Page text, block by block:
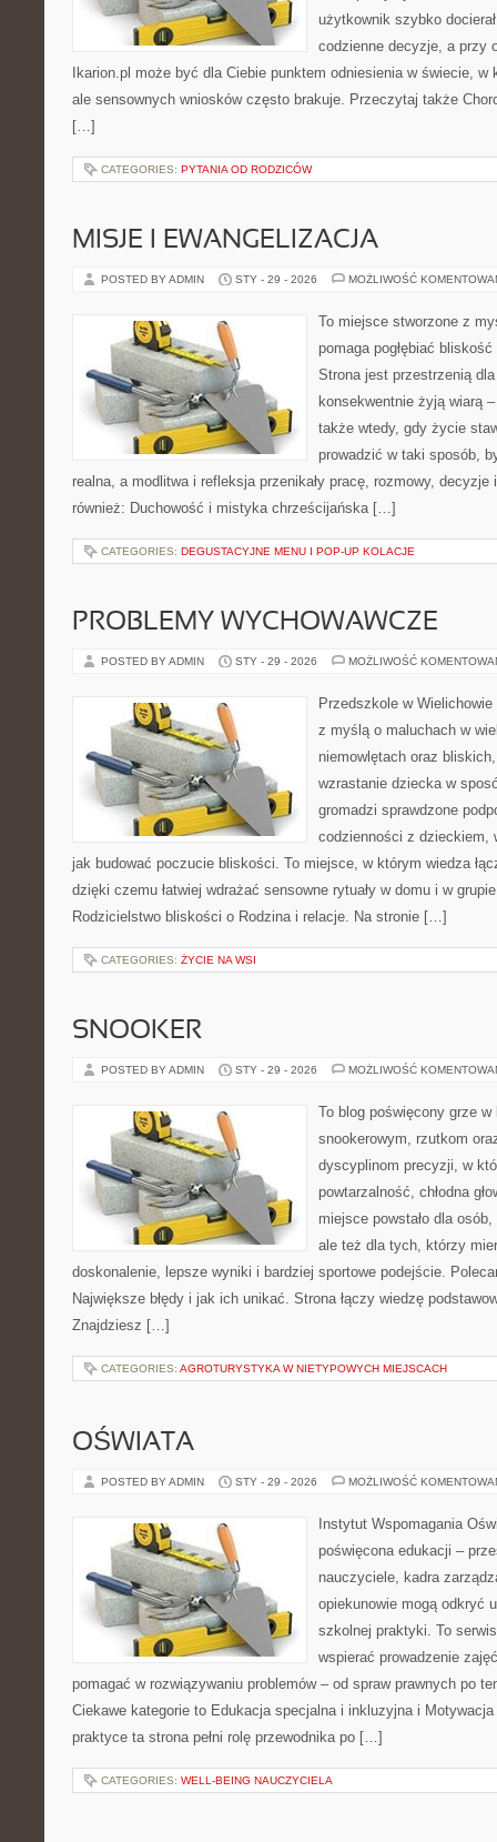
użytkownik szybko
codzienne decyzje, a przy
Ikarion.pl może być dla Ciebie punktem odniesienia w świecie,
ale sensownych wniosków często brakuje. Przeczytaj także
[…]
CATEGORIES: PYTANIA OD RODZICÓW
MISJE I EWANGELIZACJA
POSTED BY ADMIN STY - 29 - 2026 MOŻLIWOŚĆ
To miejsce stworzone z
pomaga pogłębiać
Strona jest przestrzenią
konsekwentnie żyją wiarą
także wtedy, gdy życie
prowadzić w taki sposób,
realna, a modlitwa i refleksja przenikały pracę, rozmowy,
również: Duchowość i mistyka chrześcijańska […]
CATEGORIES: DEGUSTACYJNE MENU I POP-UP KOLACJE
PROBLEMY WYCHOWAWCZE
POSTED BY ADMIN STY - 29 - 2026 MOŻLIWOŚĆ
Przedszkole w
z myślą o maluchach w
niemowlętach oraz
wzrastanie dziecka w
gromadzi sprawdzone
codzienności z dzieckiem,
jak budować poczucie bliskości. To miejsce, w którym wiedza
dzięki czemu łatwiej wdrażać sensowne rytuały w domu i w
Rodzicielstwo bliskości o Rodzina i relacje. Na stronie […]
CATEGORIES: ŻYCIE NA WSI
SNOOKER
POSTED BY ADMIN STY - 29 - 2026 MOŻLIWOŚĆ
To blog poświęcony grze
snookerowym, rzutkom
dyscyplinom precyzji, w
powtarzalność, chłodna
miejsce powstało dla
ale też dla tych, którzy
doskonalenie, lepsze wyniki i bardziej sportowe podejście.
Największe błędy i jak ich unikać. Strona łączy wiedzę
Znajdziesz […]
CATEGORIES: AGROTURYSTYKA W NIETYPOWYCH MIEJSCACH
OŚWIATA
POSTED BY ADMIN STY - 29 - 2026 MOŻLIWOŚĆ
Instytut Wspomagania
poświęcona edukacji –
nauczyciele, kadra
opiekunowie mogą odkryć
szkolnej praktyki. To
wspierać prowadzenie
pomagać w rozwiązywaniu problemów – od spraw prawnych po
Ciekawe kategorie to Edukacja specjalna i inkluzyjna i
praktyce ta strona pełni rolę przewodnika po […]
CATEGORIES: WELL-BEING NAUCZYCIELA